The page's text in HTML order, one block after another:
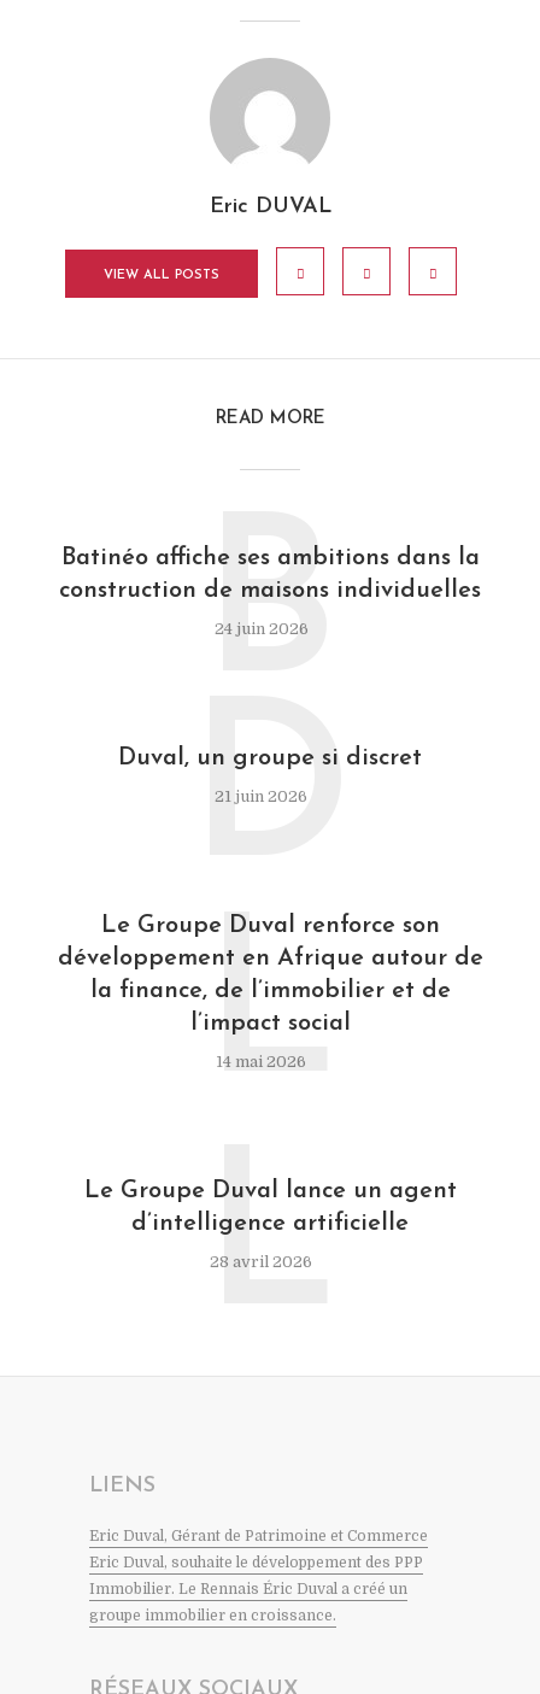
Eric DUVAL
VIEW ALL POSTS
READ MORE
Batinéo affiche ses ambitions dans la
construction de maisons individuelles
24 juin 2026
B
Duval, un groupe si discret
21 juin 2026
D
Le Groupe Duval renforce son
développement en Afrique autour de
la finance, de l’immobilier et de
l’impact social
14 mai 2026
L
Le Groupe Duval lance un agent
d’intelligence artificielle
28 avril 2026
L
LIENS
Eric Duval, Gérant de Patrimoine et Commerce
Eric Duval, souhaite le développement des PPP
Immobilier. Le Rennais Éric Duval a créé un
groupe immobilier en croissance.